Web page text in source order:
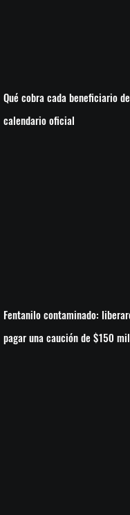
Qué cobra cada beneficiario
calendario oficial
Fentanilo contaminado:
pagar una caución de $150